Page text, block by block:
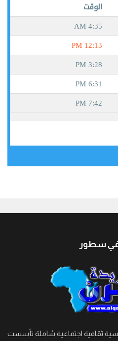
في سطور
ثقافية اجتماعية شاملة تأسست